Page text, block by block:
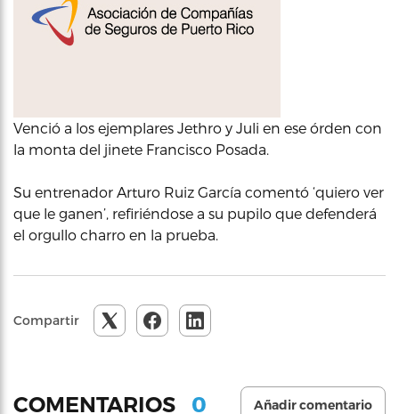
Venció a los ejemplares Jethro y Juli en ese órden con
la monta del jinete Francisco Posada.
Su entrenador Arturo Ruiz García comentó ‘quiero ver
que le ganen’, refiriéndose a su pupilo que defenderá
el orgullo charro en la prueba.
Compartir
COMENTARIOS 0 Añadir comentario